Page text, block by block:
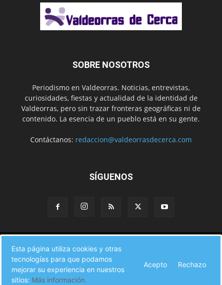
SOBRE NOSOTROS
Periodismo en Valdeorras. Noticias, entrevistas,
curiosidades, fiestas y actualidad de la identidad de
Valdeorras, pero sin trazar fronteras geográficas ni de
contenido. La esencia de un pueblo está en su gente.
Contáctanos: redaccion@valdeorrasdecerca.com
SÍGUENOS
A pie de calle
Fiestas Eventos Cultura
CAMINO DE INVIERNO
Agenda Comercial Sucesos Contacto
© Valdeorras de Cerca 2017
Esta página utiliza cookies y otras
tecnologías para que podamos
mejorar su experiencia en nuestros
sitios: Más información.
Acepto Rechazo